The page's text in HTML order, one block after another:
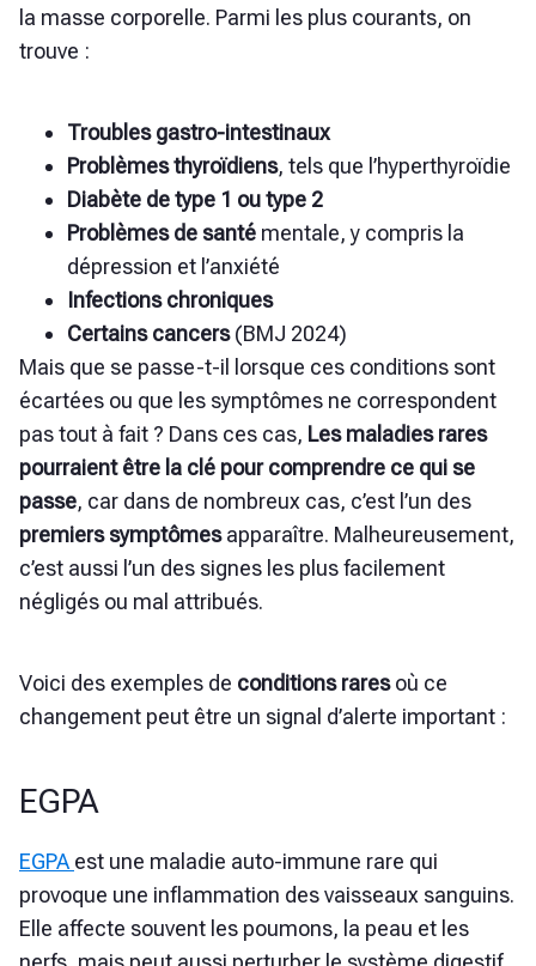
la masse corporelle. Parmi les plus courants, on
trouve :
Troubles gastro-intestinaux
Problèmes thyroïdiens, tels que l’hyperthyroïdie
Diabète de type 1 ou type 2
Problèmes de santé mentale, y compris la
dépression et l’anxiété
Infections chroniques
Certains cancers(BMJ 2024)
Mais que se passe-t-il lorsque ces conditions sont
écartées ou que les symptômes ne correspondent
pas tout à fait ? Dans ces cas, Les maladies rares
pourraient être la clé pour comprendre ce qui se
passe, car dans de nombreux cas, c’est l’un des
premiers symptômesapparaître. Malheureusement,
c’est aussi l’un des signes les plus facilement
négligés ou mal attribués.
Voici des exemples de conditions raresoù ce
changement peut être un signal d’alerte important :
EGPA
EGPA est une maladie auto-immune rare qui
provoque une inflammation des vaisseaux sanguins.
Elle affecte souvent les poumons, la peau et les